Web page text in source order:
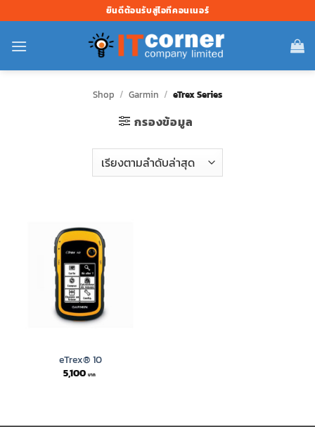
ไป
ยัง
ยินดีต้อนรับสู่ไอทีคอนเนอร์
Shop / Garmin / eTrex Series
กรองข้อมูล
eTrex® 10
5,100